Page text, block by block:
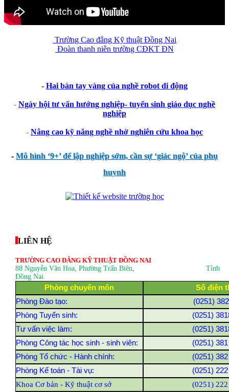
Trường Cao đẳng Kỹ thuật Đồng Nai
Đoàn thanh niên trường CĐKT ĐN
- Hai bàn tay vàng của nghề robot di động
- Ngày hội tư vấn hướng nghiệp- tuyển sinh giáo dục nghề
nghiệp
- Nâng cao kỹ năng nghề nhờ nghiên cứu khoa học
-Mô hình ‘9+’ để lập nghiệp sớm, cần sự ‘giác ngộ’ của phụ
huynh
LIÊN HỆ
TRƯỜNG CAO ĐẲNG KỸ THUẬT ĐỒNG NAI
88 Nguyễn Văn Hoa, Phường Trấn Biên, Tỉnh
Đồng Nai.
Phòng chuyên môn
Số điện
Phòng Đào tạo:
(0251)
Phòng Tuyển sinh:
(0251)
Tư vấn việc làm:
(0251)
Phòng Công tác học sinh - sinh viên:
(0251)
Phòng Tổ chức - Hành chính:
(0251)
Phòng Kế toán - Tài vụ:
(0251)
Khoa Cơ bản - Kỹ thuật cơ sở
(0251)